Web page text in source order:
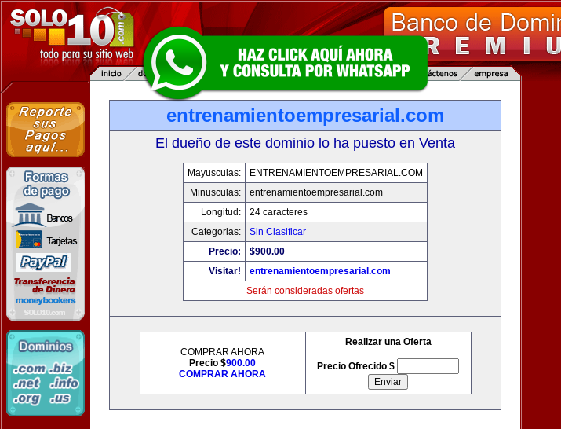
entrenamientoempresarial.com
El dueño de este dominio lo ha puesto en Venta
Mayusculas:
ENTRENAMIENTOEMPRESARIAL.COM
Minusculas:
entrenamientoempresarial.com
Longitud:
24 caracteres
Categorias:
Sin Clasificar
Precio:
$900.00
Visitar!
entrenamientoempresarial.com
Serán consideradas ofertas
COMPRAR AHORA
Precio $900.00
COMPRAR AHORA
Realizar una Oferta
Precio Ofrecido $